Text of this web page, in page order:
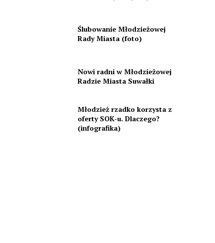
Ślubowanie Młodzieżowej
Rady Miasta (foto)
Nowi radni w Młodzieżowej
Radzie Miasta Suwałki
Młodzież rzadko korzysta z
oferty SOK-u. Dlaczego?
(infografika)